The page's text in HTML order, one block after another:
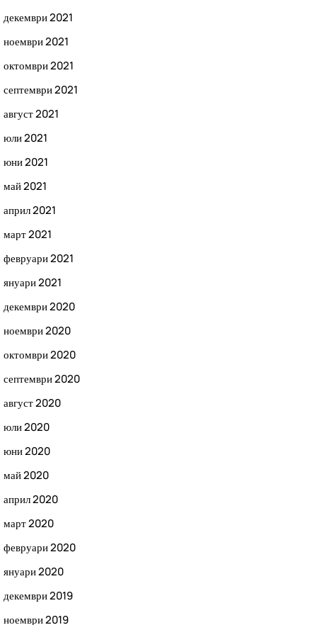
декември 2021
ноември 2021
октомври 2021
септември 2021
август 2021
юли 2021
юни 2021
май 2021
април 2021
март 2021
февруари 2021
януари 2021
декември 2020
ноември 2020
октомври 2020
септември 2020
август 2020
юли 2020
юни 2020
май 2020
април 2020
март 2020
февруари 2020
януари 2020
декември 2019
ноември 2019